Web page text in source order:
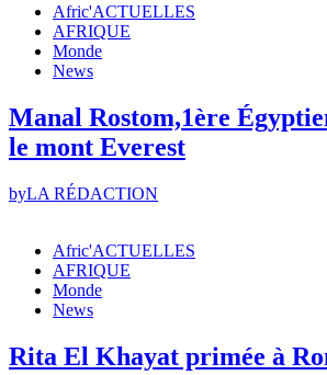
Afric'ACTUELLES
AFRIQUE
Monde
News
Manal Rostom,1ère
le mont Everest
byLA RÉDACTION
Afric'ACTUELLES
AFRIQUE
Monde
News
Rita El Khayat primée à